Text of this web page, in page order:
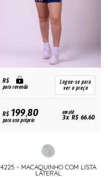
R$
para revenda
Logue-se para
ver o preço
R$199,80
para uso próprio
em até
3x R$ 66,60
4225 - MACAQUINHO COM LISTA
LATERAL